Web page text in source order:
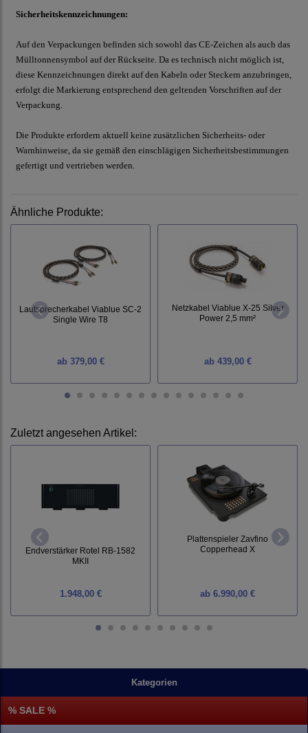
Kategorien
% SALE %
Sicherheitskennzeichnungen:
Auf den Verpackungen befinden sich sowohl das CE-Zeichen als auch das
Mülltonnensymbol auf der Rückseite. Da es technisch nicht möglich ist,
diese Kennzeichnungen direkt auf den Kabeln oder Steckern anzubringen,
erfolgt die Markierung entsprechend den geltenden Vorschriften auf der
Verpackung.
Die Produkte erfordern aktuell keine zusätzlichen Sicherheits- oder
Warnhinweise, da sie gemäß den einschlägigen Sicherheitsbestimmungen
gefertigt und vertrieben werden.
Ähnliche Produkte:
Lautsprecherkabel Viablue SC-2
Single Wire T8
ab379,00 €
Netzkabel Viablue X-25 Silver
Power 2,5 mm²
ab439,00 €
Zuletzt angesehen Artikel:
Endverstärker Rotel RB-1582
MKII
1.948,00 €
Plattenspieler Zavfino
Copperhead X
ab 6.990,00 €